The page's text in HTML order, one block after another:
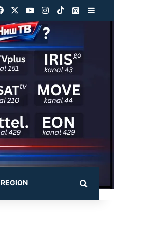
Facebook YouTubeInstagram
TikTokInstagram
REGION Pretraži